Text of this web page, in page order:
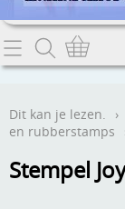
Home
Contact
Webwinkel
Dit kan je lezen. ›
en rubberstamps
Stempel